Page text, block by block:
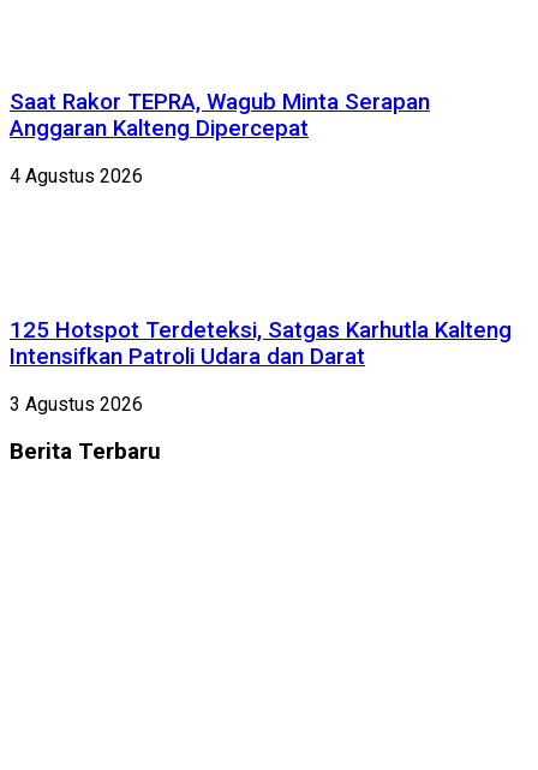
Saat Rakor TEPRA, Wagub Minta Serapan
Anggaran Kalteng Dipercepat
4 Agustus 2026
125 Hotspot Terdeteksi, Satgas Karhutla Kalteng
Intensifkan Patroli Udara dan Darat
3 Agustus 2026
Berita Terbaru